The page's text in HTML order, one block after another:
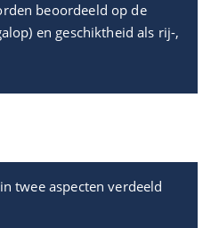
beoordeeld op de
en geschiktheid als rij-,
twee aspecten verdeeld